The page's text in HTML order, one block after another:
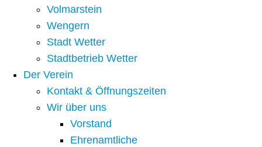
Volmarstein
Wengern
Stadt Wetter
Stadtbetrieb Wetter
Der Verein
Kontakt & Öffnungszeiten
Wir über uns
Vorstand
Ehrenamtliche